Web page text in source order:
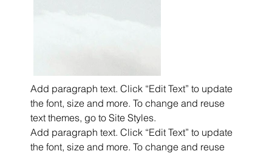
Add paragraph text. Click “Edit Text” to update
the font, size and more. To change and reuse
text themes, go to Site Styles.
Add paragraph text. Click “Edit Text” to update
the font, size and more. To change and reuse